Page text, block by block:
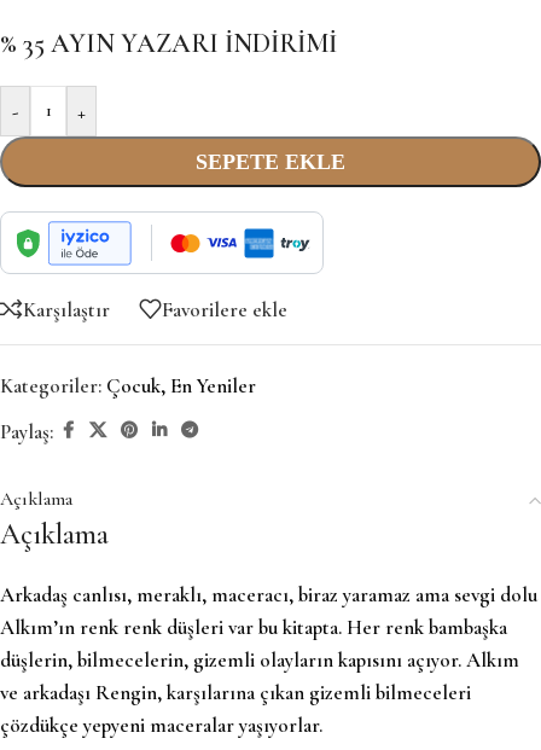
% 35 AYIN YAZARI İNDİRİMİ
- +
SEPETE EKLE
Karşılaştır Favorilere ekle
Kategoriler: Çocuk, En Yeniler
Paylaş:
Açıklama
Açıklama
Arkadaş canlısı, meraklı, maceracı, biraz yaramaz ama sevgi dolu
Alkım’ın renk renk düşleri var bu kitapta. Her renk bambaşka
düşlerin, bilmecelerin, gizemli olayların kapısını açıyor. Alkım
ve arkadaşı Rengin, karşılarına çıkan gizemli bilmeceleri
çözdükçe yepyeni maceralar yaşıyorlar.